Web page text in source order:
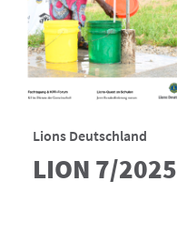
Lions Deutschland
LION 7/2025